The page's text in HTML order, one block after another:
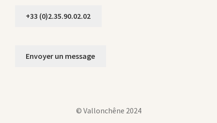
+33 (0)2.35.90.02.02
Envoyer un message
© Vallonchêne 2024